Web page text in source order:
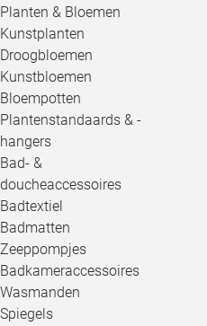
Planten & Bloemen
Kunstplanten
Droogbloemen
Kunstbloemen
Bloempotten
Plantenstandaards & -
hangers
Bad- &
doucheaccessoires
Badtextiel
Badmatten
Zeeppompjes
Badkameraccessoires
Wasmanden
Spiegels